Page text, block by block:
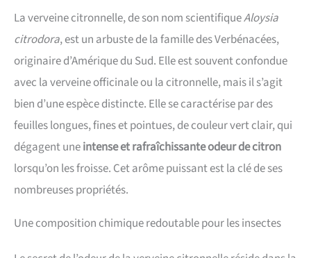
La verveine citronnelle, de son nom scientifiqueAloysia
citrodora, est un arbuste de la famille des Verbénacées,
originaire d’Amérique du Sud. Elle est souvent confondue
avec la verveine officinale ou la citronnelle, mais il s’agit
bien d’une espèce distincte. Elle se caractérise par des
feuilles longues, fines et pointues, de couleur vert clair, qui
dégagent uneintense et rafraîchissante odeur de citron
lorsqu’on les froisse. Cet arôme puissant est la clé de ses
nombreuses propriétés.
Une composition chimique redoutable pour les insectes